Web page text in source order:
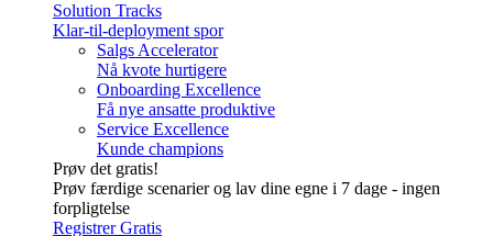
Solution Tracks
Klar-til-deployment spor
Salgs Accelerator
Nå kvote hurtigere
Onboarding Excellence
Få nye ansatte produktive
Service Excellence
Kunde champions
Prøv det gratis!
Prøv færdige scenarier og lav dine egne i 7 dage - ingen
forpligtelse
Registrer Gratis